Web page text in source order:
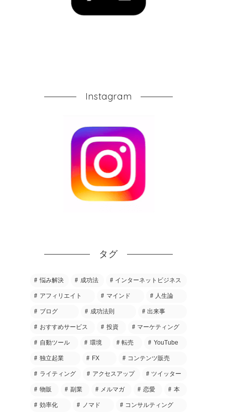
Instagram
タグ
悩み解決 成功法 インターネットビジネス
アフィリエイト マインド 人生論
ブログ 成功法則 出来事
おすすめサービス 投資 マーケティング
自動ツール 環境 転売 YouTube
独立起業 FX コンテンツ販売
ライティング アクセスアップ ツイッター
物販 副業 メルマガ 恋愛 本
効率化 ノマド コンサルティング